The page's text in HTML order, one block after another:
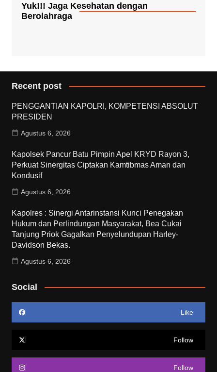
Yuk!!! Jaga Kesehatan dengan
Berolahraga
Recent post
PENGGANTIAN KAPOLRI, KOMPETENSI ABSOLUT
PRESIDEN
Agustus 6, 2026
Kapolsek Pancur Batu Pimpin Apel KRYD Rayon 3,
Perkuat Sinergitas Ciptakan Kamtibmas Aman dan
Kondusif
Agustus 6, 2026
Kapolres : Sinergi Antarinstansi Kunci Penegakan
Hukum dan Perlindungan Masyarakat, Bea Cukai
Tanjung Priok Gagalkan Penyelundupan Harley-
Davidson Bekas.
Agustus 6, 2026
Social
Like
Follow
Follow